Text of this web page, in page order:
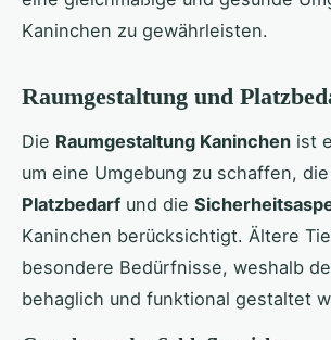
Kaninchen zu gewährleisten.
Raumgestaltung und
Die Raumgestaltung Kaninchen ist
um eine Umgebung zu schaffen,
Platzbedarf und die
Kaninchen berücksichtigt. Ältere
besondere Bedürfnisse, weshalb
behaglich und funktional gestaltet